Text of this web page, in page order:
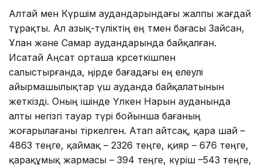
Алтай мен Күршім аудандарындағы жалпы жағдай
тұрақты. Ал азық-түліктің ең төмен бағасы Зайсан,
Ұлан және Самар аудандарында байқалған.
Исатай Аңсат орташа көрсеткішпен
салыстырғанда, өңірде бағадағы ең елеулі
айырмашылықтар үш ауданда байқалатынын
жеткізді. Оның ішінде Үлкен Нарын ауданында
алты негізгі тауар түрі бойынша бағаның
жоғарылағаны тіркелген. Атап айтсақ, қара шай –
4863 теңге, қаймақ – 2326 теңге, қияр – 676 теңге,
қарақұмық жармасы – 394 теңге, күріш –543 теңге,